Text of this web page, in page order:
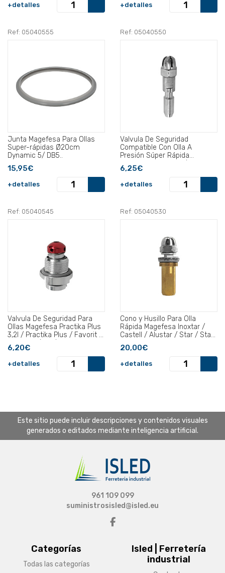
+detalles +detalles
Ref: 05040555
Junta Magefesa Para Ollas
Super-rápidas Ø20cm
Dynamic 5/ DB5..
15,95€
+detalles
Ref: 05040550
Valvula De Seguridad
Compatible Con Olla A
Presión Súper Rápida
Magefesa Dynamic / DB.
6,25€
+detalles
Ref: 05040545
Valvula De Seguridad Para
Ollas Magefesa Practika Plus
3,2l / Practika Plus / Favorit /
Dynamic / Db / Athenas
Recambio oficial.
6,20€
+detalles
Ref: 05040530
Cono y Husillo Para Olla
Rápida Magefesa Inoxtar /
Castell / Alustar / Star / Star
Plié.
20,00€
+detalles
Este sitio puede incluir descripciones y contenidos visuales
generados o editados mediante inteligencia artificial.
Categorías
Todas las categorías
Isled | Ferretería
industrial
961 109 099
suministrosisled@isled.eu